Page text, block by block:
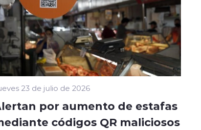
23 de julio de 2026
por aumento de estafas
códigos QR maliciosos